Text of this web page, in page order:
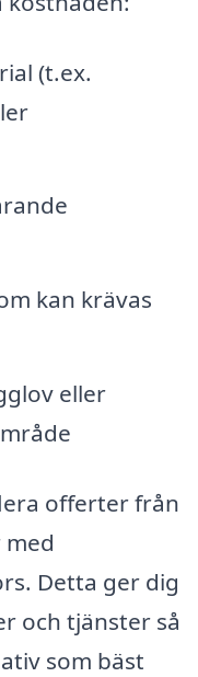
(t.ex.
kan krävas
eller
offerter från
Detta ger dig
och tjänster så
som bäst